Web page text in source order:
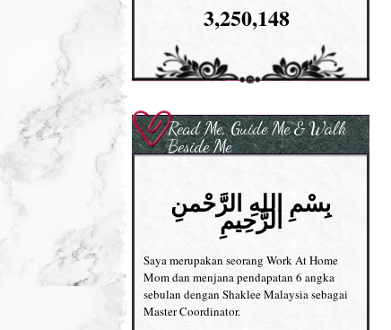
3,250,148
Read Me, Guide Me & Walk
Beside Me
بِسْمِ اللهِ الرَّحْمنِ
الرَّحِيمِ
Saya merupakan seorang Work At Home
Mom dan menjana pendapatan 6 angka
sebulan dengan Shaklee Malaysia sebagai
Master Coordinator.